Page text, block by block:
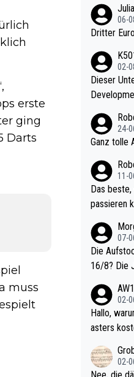
erste
ging
Darts
muss
06-
Dritter
02-
Dieser
e mal 40+ erst recht. Da
och krasser wie ein Pokalspiel eines Kreisligisten vs
24-
Ganz tolle
11-
Das
passieren
07-
Die
16/8? Die Jugendspiele waren letztes Jahr durchaus sehr kur
l. Allerdings ist Mitchell Lawrie als Nummer 1 der Welt eh quali
fiziert.
eisters erstmal nichts. Ich
d wohl
etztes
02-
Hallo, warum gibt es keinen Hinweis, dass die Nordic Darts M
asters
02-